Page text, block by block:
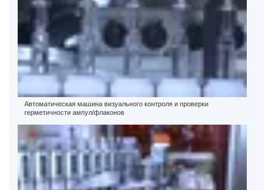
Автоматическая машина визуального контроля и проверки
герметичности ампул/флаконов